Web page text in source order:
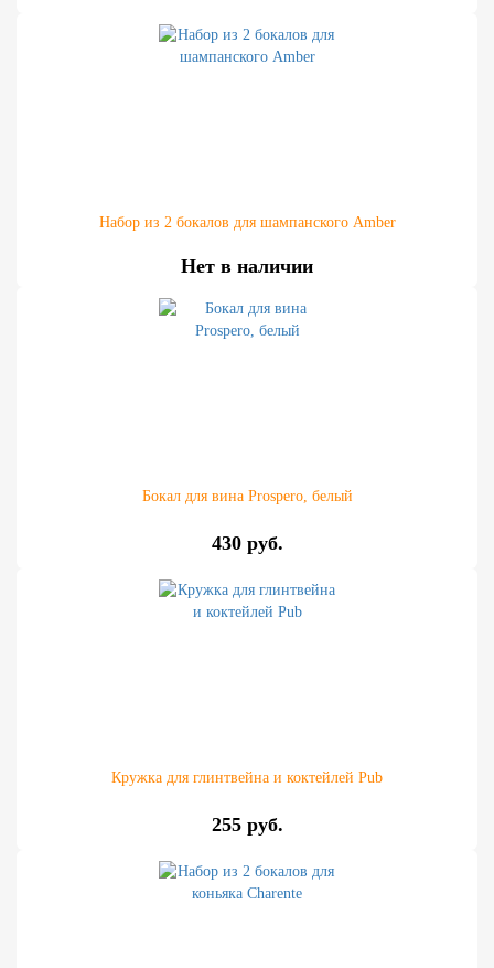
Набор из 2 бокалов для шампанского Amber
Нет в наличии
Бокал для вина Prospero, белый
430 руб.
Кружка для глинтвейна и коктейлей Pub
255 руб.